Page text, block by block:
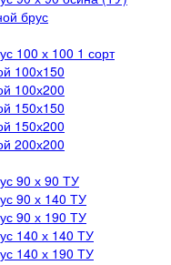
брус
100 х 100 1 сорт
100х150
100х200
150х150
150х200
200х200
90 х 90 ТУ
90 х 140 ТУ
90 х 190 ТУ
140 х 140 ТУ
140 х 190 ТУ